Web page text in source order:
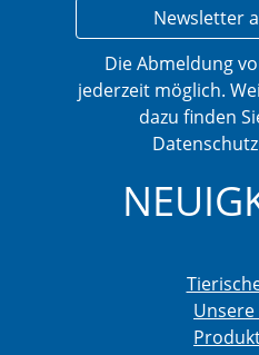
Newsletter
Die Abmeldung
jederzeit möglich.
dazu finden
Unsere